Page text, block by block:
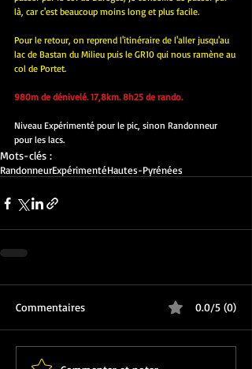
là, car c'est beaucoup moins long et plus facile.
Pour le retour, on reprend l'itinéraire de l'aller jusqu'au
lac de Bastan du Milieu puis le GR10 qui nous ramène au
col de Portet.
980m de dénivelé. 17,8km. 8h25 de rando.
Niveau Expérimenté pour le pic, sinon Randonneur
pour les lacs.
Mots-clés :
RandonneurExpérimentéHautes-Pyrénées
Commentaires 0.0/5 (0)